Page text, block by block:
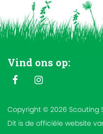
Vind ons op:
Copyright © 2026 Scouting
Dit is de officiële website